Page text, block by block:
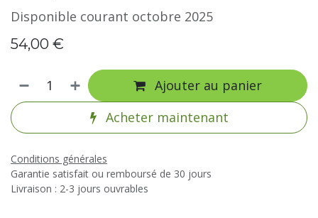
Disponible courant octobre 2025
54,00 €
Ajouter au panier
Acheter maintenant
Conditions générales
Garantie satisfait ou remboursé de 30 jours
Livraison : 2-3 jours ouvrables